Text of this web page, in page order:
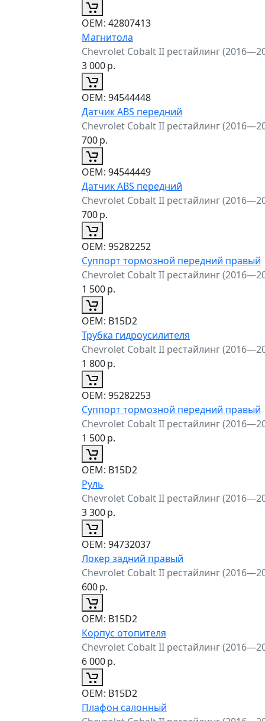
ОЕМ: 42807413
Магнитола
Chevrolet Cobalt II рестайлинг
3 000р.
ОЕМ: 94544448
Датчик ABS передний
Chevrolet Cobalt II рестайлинг
700р.
ОЕМ: 94544449
Датчик ABS передний
Chevrolet Cobalt II рестайлинг
700р.
ОЕМ: 95282252
Суппорт тормозной передний правый
Chevrolet Cobalt II рестайлинг
1 500р.
ОЕМ: B15D2
Трубка гидроусилителя
Chevrolet Cobalt II рестайлинг
1 800р.
ОЕМ: 95282253
Суппорт тормозной передний правый
Chevrolet Cobalt II рестайлинг
1 500р.
ОЕМ: B15D2
Руль
Chevrolet Cobalt II рестайлинг
3 300р.
ОЕМ: 94732037
Локер задний правый
Chevrolet Cobalt II рестайлинг
600р.
ОЕМ: B15D2
Корпус отопителя
Chevrolet Cobalt II рестайлинг
6 000р.
ОЕМ: B15D2
Плафон салонный